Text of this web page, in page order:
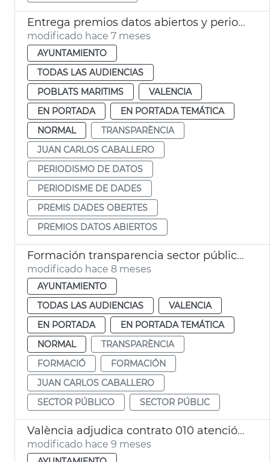
Entrega premios datos abiertos y periodismo 2025
modificado hace 7 meses
AYUNTAMIENTO
TODAS LAS AUDIENCIAS
POBLATS MARITIMS
VALENCIA
EN PORTADA
EN PORTADA TEMÁTICA
NORMAL
TRANSPARÈNCIA
JUAN CARLOS CABALLERO
PERIODISMO DE DATOS
PERIODISME DE DADES
PREMIS DADES OBERTES
PREMIOS DATOS ABIERTOS
Formación transparencia sector público València
modificado hace 8 meses
AYUNTAMIENTO
TODAS LAS AUDIENCIAS
VALENCIA
EN PORTADA
EN PORTADA TEMÁTICA
NORMAL
TRANSPARÈNCIA
FORMACIÓ
FORMACIÓN
JUAN CARLOS CABALLERO
SECTOR PÚBLICO
SECTOR PÚBLIC
València adjudica contrato 010 atención ciudadana
modificado hace 9 meses